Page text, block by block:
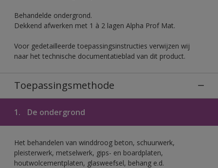
Behandelde ondergrond.
Dekkend afwerken met 1 à 2 lagen Alpha Prof Mat.
Voor gedetailleerde toepassingsinstructies verwijzen wij
naar het technische documentatieblad van dit product.
Toepassingsmethode
1. De ondergrond
Het behandelen van winddroog beton, schuurwerk,
pleisterwerk, metselwerk, gips- en boardplaten,
houtwolcementplaten, glasweefsel, behang e.d.